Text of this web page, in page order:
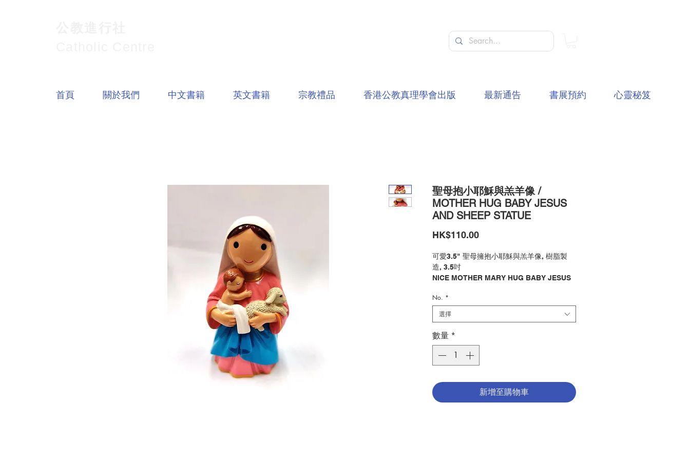
聖母抱小耶穌與羔羊像 /
MOTHER HUG BABY JESUS
AND SHEEP STATUE
HK$110.00價
可愛3.5" 聖母擁抱小耶穌與羔羊像, 樹脂製
造, 3.5吋
NICE MOTHER MARY HUG BABY JESUS
分類：聖像 / 聖母
Category : STATUE / MARY
No. 1280005702
No. *
選擇
數量 *
新增至購物車
首頁 關於我們 中文書籍 英文書籍 宗教禮品 香港公教真理學會出版 最新通告 書展預約 心靈秘笈